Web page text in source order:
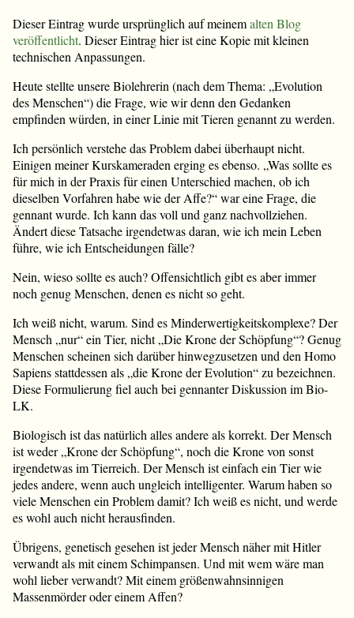
Dieser Eintrag wurde ursprünglich auf meinemalten Blog
veröffentlicht. Dieser Eintrag hier ist eine Kopie mit kleinen
technischen Anpassungen.
Heute stellte unsere Biolehrerin (nach dem Thema: „Evolution
des Menschen“) die Frage, wie wir denn den Gedanken
empfinden würden, in einer Linie mit Tieren genannt zu werden.
Ich persönlich verstehe das Problem dabei überhaupt nicht.
Einigen meiner Kurskameraden erging es ebenso. „Was sollte es
für mich in der Praxis für einen Unterschied machen, ob ich
dieselben Vorfahren habe wie der Affe?“ war eine Frage, die
gennant wurde. Ich kann das voll und ganz nachvollziehen.
Ändert diese Tatsache irgendetwas daran, wie ich mein Leben
führe, wie ich Entscheidungen fälle?
Nein, wieso sollte es auch? Offensichtlich gibt es aber immer
noch genug Menschen, denen es nicht so geht.
Ich weiß nicht, warum. Sind es Minderwertigkeitskomplexe? Der
Mensch „nur“ ein Tier, nicht „Die Krone der Schöpfung“? Genug
Menschen scheinen sich darüber hinwegzusetzen und den Homo
Sapiens stattdessen als „die Krone der Evolution“ zu bezeichnen.
Diese Formulierung fiel auch bei gennanter Diskussion im Bio-
LK.
Biologisch ist das natürlich alles andere als korrekt. Der Mensch
ist weder „Krone der Schöpfung“, noch die Krone von sonst
irgendetwas im Tierreich. Der Mensch ist einfach ein Tier wie
jedes andere, wenn auch ungleich intelligenter. Warum haben so
viele Menschen ein Problem damit? Ich weiß es nicht, und werde
es wohl auch nicht herausfinden.
Übrigens, genetisch gesehen ist jeder Mensch näher mit Hitler
verwandt als mit einem Schimpansen. Und mit wem wäre man
wohl lieber verwandt? Mit einem größenwahnsinnigen
Massenmörder oder einem Affen?